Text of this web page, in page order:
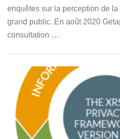
enquêtes sur la perception de la
grand public. En août 2020
consultation …